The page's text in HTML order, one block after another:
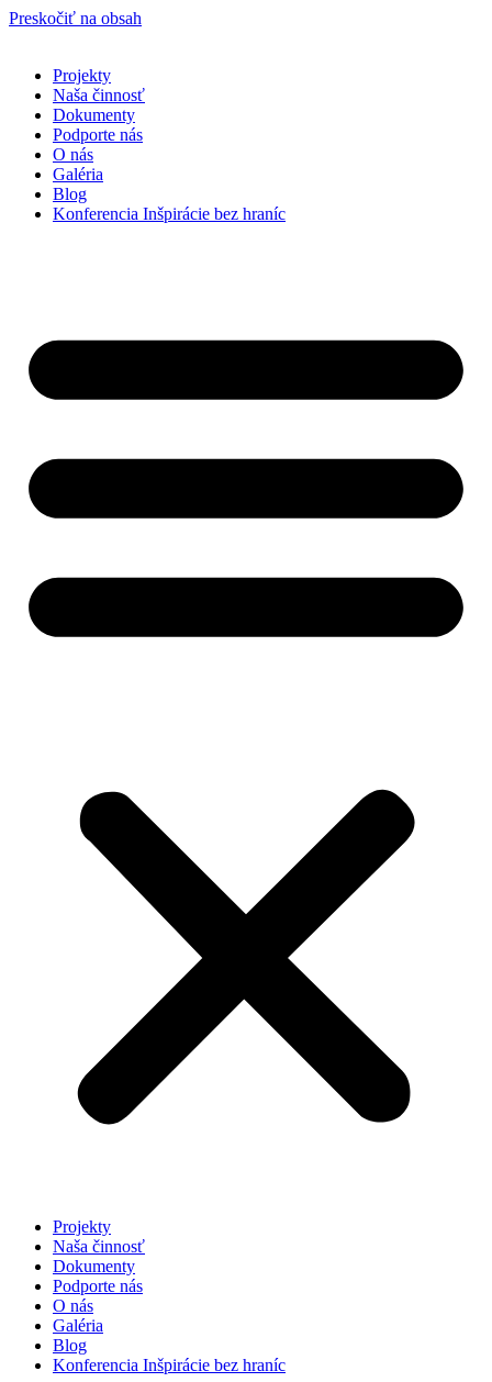
Preskočiť na obsah
Projekty
Naša činnosť
Dokumenty
Podporte nás
O nás
Galéria
Blog
Konferencia Inšpirácie bez hraníc
Projekty
Naša činnosť
Dokumenty
Podporte nás
O nás
Galéria
Blog
Konferencia Inšpirácie bez hraníc